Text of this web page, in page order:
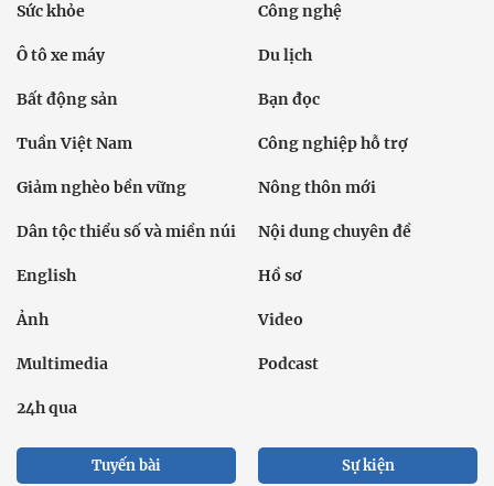
Sức khỏe Công nghệ
Ô tô xe máy Du lịch
Bất động sản Bạn đọc
Tuần Việt Nam Công nghiệp hỗ trợ
Giảm nghèo bền vững Nông thôn mới
Dân tộc thiểu số và miền núi Nội dung chuyên đề
English Hồ sơ
Ảnh Video
Multimedia Podcast
24h qua
Tuyến bài Sự kiện